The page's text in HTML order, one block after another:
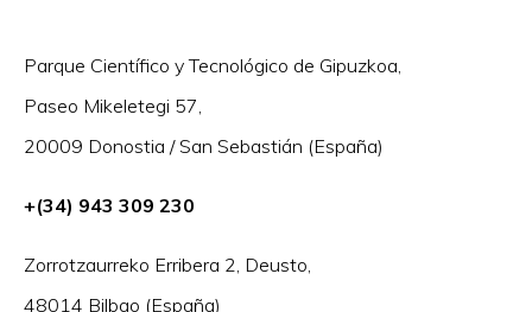
Parque Científico y Tecnológico de Gipuzkoa,
Paseo Mikeletegi 57,
20009 Donostia / San Sebastián (España)
+(34) 943 309 230
Zorrotzaurreko Erribera 2, Deusto,
48014 Bilbao (España)